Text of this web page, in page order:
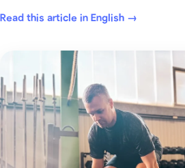
Read this article in English →